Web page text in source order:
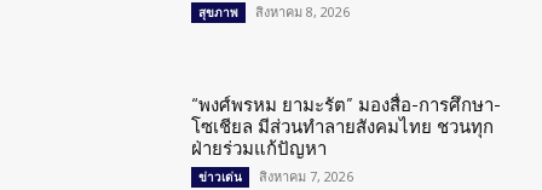
สุขภาพ สิงหาคม 8, 2026
“พงศ์พรหม ยามะรัต” มองสื่อ-การศึกษา-
โซเชียล มีส่วนทำลายสังคมไทย ชวนทุก
ฝ่ายร่วมแก้ปัญหา
ข่าวเด่น สิงหาคม 7, 2026